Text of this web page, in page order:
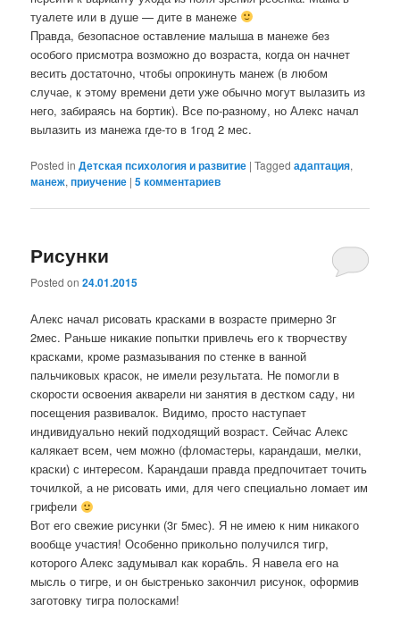
туалете или в душе — дите в манеже
Правда, безопасное оставление малыша в манеже без
особого присмотра возможно до возраста, когда он начнет
весить достаточно, чтобы опрокинуть манеж (в любом
случае, к этому времени дети уже обычно могут вылазить из
него, забираясь на бортик). Все по-разному, но Алекс начал
вылазить из манежа где-то в 1год 2 мес.
Posted in Детская психология и развитие |Tagged адаптация,
манеж,приучение |5комментариев
Рисунки
Posted on24.01.2015
Алекс начал рисовать красками в возрасте примерно 3г
2мес. Раньше никакие попытки привлечь его к творчеству
красками, кроме размазывания по стенке в ванной
пальчиковых красок, не имели результата. Не помогли в
скорости освоения акварели ни занятия в дестком саду, ни
посещения развивалок. Видимо, просто наступает
индивидуально некий подходящий возраст. Сейчас Алекс
калякает всем, чем можно (фломастеры, карандаши, мелки,
краски) с интересом. Карандаши правда предпочитает точить
точилкой, а не рисовать ими, для чего специально ломает им
грифели
Вот его свежие рисунки (3г 5мес). Я не имею к ним никакого
вообще участия! Особенно прикольно получился тигр,
которого Алекс задумывал как корабль. Я навела его на
мысль о тигре, и он быстренько закончил рисунок, оформив
заготовку тигра полосками!